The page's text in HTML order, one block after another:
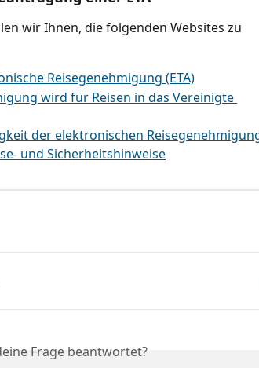
wir Ihnen, die folgenden Websites zu
Reisegenehmigung (ETA)
wird für Reisen in das Vereinigte
der elektronischen
und Sicherheitshinweise
Frage beantwortet?